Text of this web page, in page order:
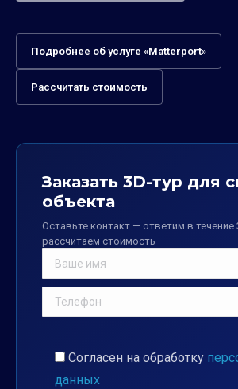
Подробнее об услуге «Matterport»
Рассчитать стоимость
Заказать 3D-тур для
объекта
Оставьте контакт — ответим в течение
рассчитаем стоимость
Согласен на обработку
данных